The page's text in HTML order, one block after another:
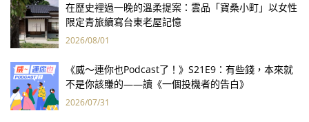
在歷史裡過一晚的溫柔提案：雲品「寶桑小町」以女性
限定青旅續寫台東老屋記憶
2026/08/01
《威～連你也Podcast了！》S21E9：有些錢，本來就
不是你該賺的——讀《一個投機者的告白》
2026/07/31